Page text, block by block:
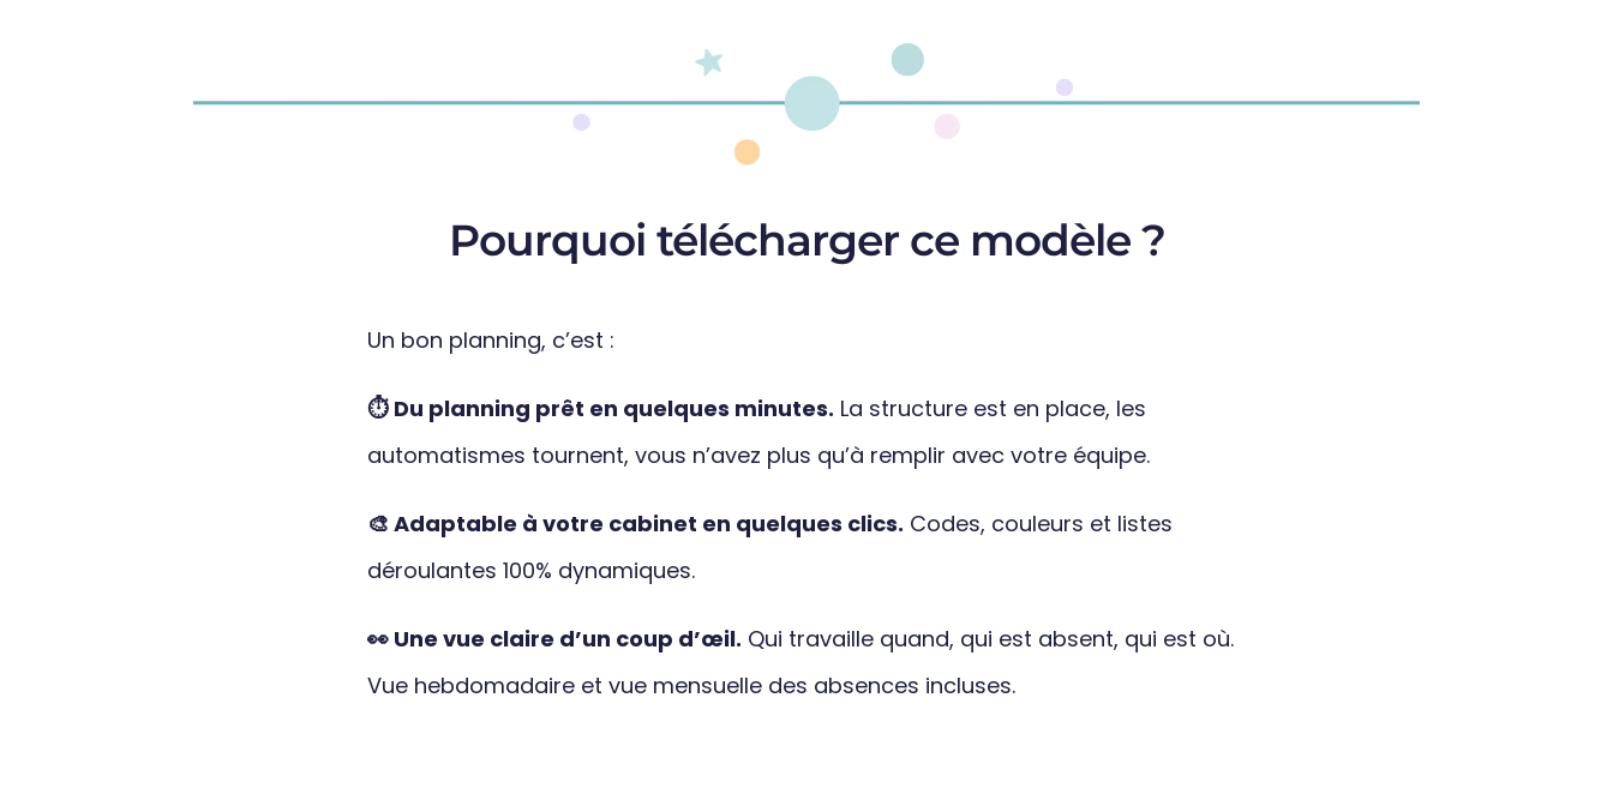
Pourquoi télécharger ce modèle ?
Un bon planning, c’est :
⏱️ Du planning prêt en quelques minutes. La structure est en place, les
automatismes tournent, vous n’avez plus qu’à remplir avec votre équipe.
🎨 Adaptable à votre cabinet en quelques clics. Codes, couleurs et listes
déroulantes 100% dynamiques.
👀 Une vue claire d’un coup d’œil. Qui travaille quand, qui est absent, qui est où.
Vue hebdomadaire et vue mensuelle des absences incluses.